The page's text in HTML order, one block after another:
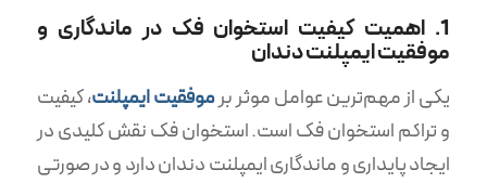
1. اهمیت کیفیت استخوان فک در ماندگاری و
موفقیت ایمپلنت دندان
یکی از مهم‌ترین عوامل موثر برموفقیت ایمپلنت، کیفیت
و تراکم استخوان فک است. استخوان فک نقش کلیدی در
ایجاد پایداری و ماندگاری ایمپلنت دندان دارد و در صورتی